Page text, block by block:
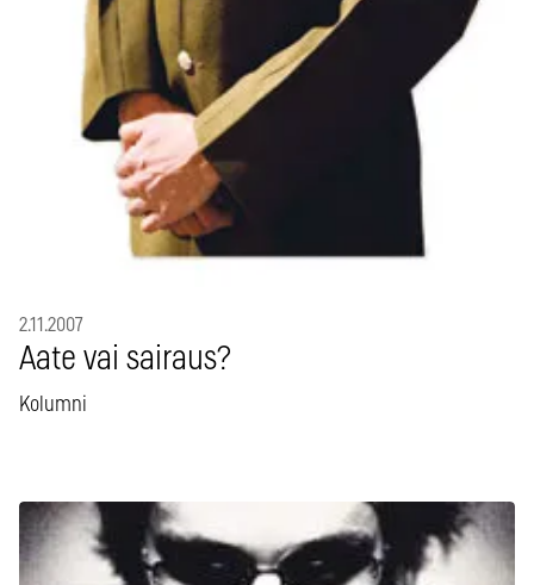
2.11.2007
Aate vai sairaus?
Kolumni